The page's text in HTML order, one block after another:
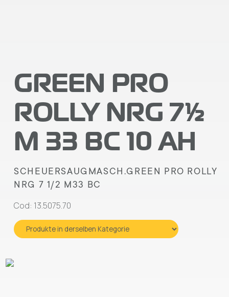
GREEN PRO
ROLLY NRG 7½
M 33 BC 10 AH
SCHEUERSAUGMASCH.GREEN PRO ROLLY
NRG 7 1/2 M33 BC
Cod: 13.5075.70